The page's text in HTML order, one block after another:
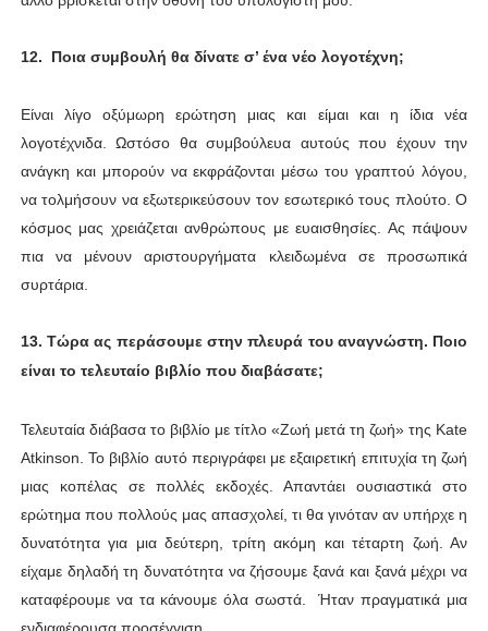
12. Ποια συμβουλή θα δίνατε σ’ ένα νέο λογοτέχνη;
Είναι λίγο οξύμωρη ερώτηση μιας και είμαι και η ίδια νέα
λογοτέχνιδα. Ωστόσο θα συμβούλευα αυτούς που έχουν την
ανάγκη και μπορούν να εκφράζονται μέσω του γραπτού λόγου,
να τολμήσουν να εξωτερικεύσουν τον εσωτερικό τους πλούτο. Ο
κόσμος μας χρειάζεται ανθρώπους με ευαισθησίες. Ας πάψουν
πια να μένουν αριστουργήματα κλειδωμένα σε προσωπικά
συρτάρια.
13. Τώρα ας περάσουμε στην πλευρά του αναγνώστη. Ποιο
είναι το τελευταίο βιβλίο που διαβάσατε;
Τελευταία διάβασα το βιβλίο με τίτλο «Ζωή μετά τη ζωή» της Κate
Αtkinson. Το βιβλίο αυτό περιγράφει με εξαιρετική επιτυχία τη ζωή
μιας κοπέλας σε πολλές εκδοχές. Απαντάει ουσιαστικά στο
ερώτημα που πολλούς μας απασχολεί, τι θα γινόταν αν υπήρχε η
δυνατότητα για μια δεύτερη, τρίτη ακόμη και τέταρτη ζωή. Αν
είχαμε δηλαδή τη δυνατότητα να ζήσουμε ξανά και ξανά μέχρι να
καταφέρουμε να τα κάνουμε όλα σωστά. Ήταν πραγματικά μια